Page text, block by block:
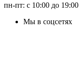
пн-пт: с 10:00 до 19:00
Мы в соцсетях